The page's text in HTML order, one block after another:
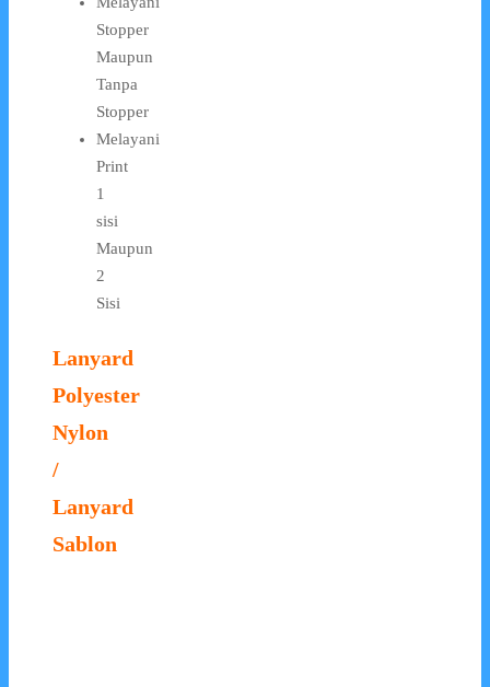
Stopper
Maupun
Tanpa
Stopper
Melayani
Print
1
sisi
Maupun
2
Sisi
Lanyard
Polyester
Nylon
/
Lanyard
Sablon